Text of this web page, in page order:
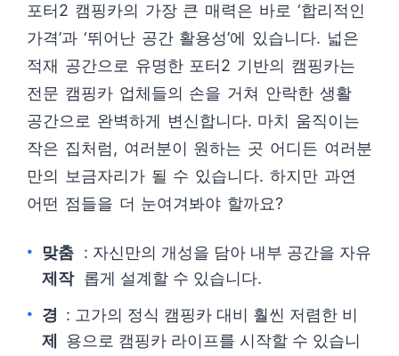
포터2 캠핑카의 가장 큰 매력은 바로 ‘합리적인
가격’과 ‘뛰어난 공간 활용성’에 있습니다. 넓은
적재 공간으로 유명한 포터2 기반의 캠핑카는
전문 캠핑카 업체들의 손을 거쳐 안락한 생활
공간으로 완벽하게 변신합니다. 마치 움직이는
작은 집처럼, 여러분이 원하는 곳 어디든 여러분
만의 보금자리가 될 수 있습니다. 하지만 과연
어떤 점들을 더 눈여겨봐야 할까요?
맞춤
제작
: 자신만의 개성을 담아 내부 공간을 자유
롭게 설계할 수 있습니다.
경
제
: 고가의 정식 캠핑카 대비 훨씬 저렴한 비
용으로 캠핑카 라이프를 시작할 수 있습니